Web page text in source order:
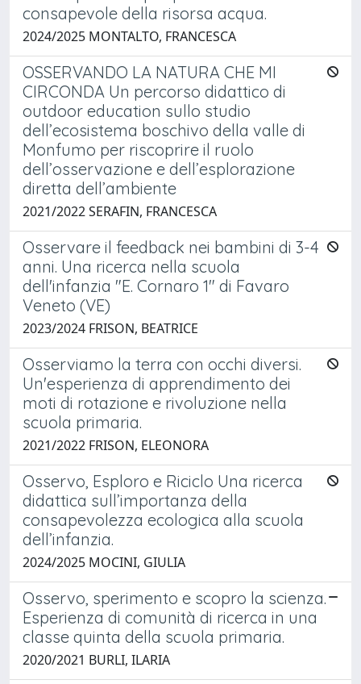
consapevole della risorsa acqua.
2024/2025 MONTALTO, FRANCESCA
OSSERVANDO LA NATURA CHE MI
CIRCONDA Un percorso didattico di
outdoor education sullo studio
dell’ecosistema boschivo della valle di
Monfumo per riscoprire il ruolo
dell’osservazione e dell’esplorazione
diretta dell’ambiente
2021/2022 SERAFIN, FRANCESCA
Osservare il feedback nei bambini di 3-4
anni. Una ricerca nella scuola
dell'infanzia "E. Cornaro 1" di Favaro
Veneto (VE)
2023/2024 FRISON, BEATRICE
Osserviamo la terra con occhi diversi.
Un'esperienza di apprendimento dei
moti di rotazione e rivoluzione nella
scuola primaria.
2021/2022 FRISON, ELEONORA
Osservo, Esploro e Riciclo Una ricerca
didattica sull’importanza della
consapevolezza ecologica alla scuola
dell’infanzia.
2024/2025 MOCINI, GIULIA
Osservo, sperimento e scopro la scienza.
Esperienza di comunità di ricerca in una
classe quinta della scuola primaria.
2020/2021 BURLI, ILARIA